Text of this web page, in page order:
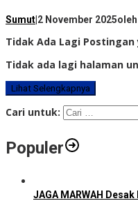
Sumut 2 November 2025oleh
Tidak Ada Lagi
Tidak ada lagi halaman
Lihat Selengkapnya
Cari untuk:
Populer
JAGA MARWAH